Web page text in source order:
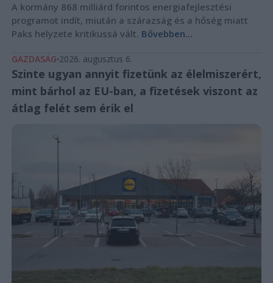
A kormány 868 milliárd forintos energiafejlesztési
programot indít, miután a szárazság és a hőség miatt
Paks helyzete kritikussá vált. Bővebben...
GAZDASÁG 2026. augusztus 6.
Szinte ugyan annyit fizetünk az élelmiszerért,
mint bárhol az EU-ban, a fizetések viszont az
átlag felét sem érik el